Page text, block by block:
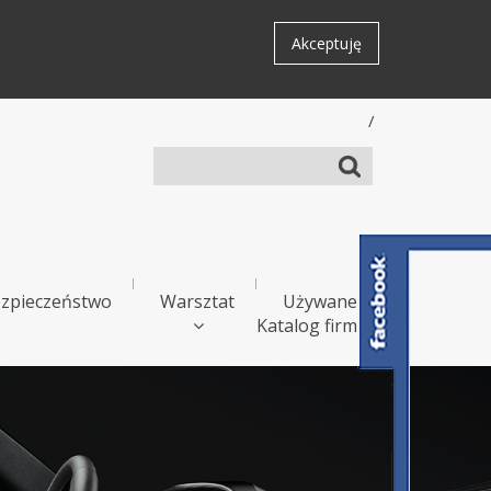
Akceptuję
/
Warsztat
Używane
Katalog firm